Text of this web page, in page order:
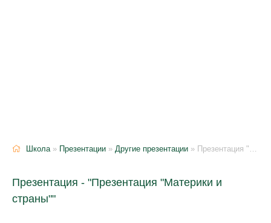
Школа» Презентации » Другие презентации » Презентация "Материки и страны"
Презентация - "Презентация "Материки и
страны""